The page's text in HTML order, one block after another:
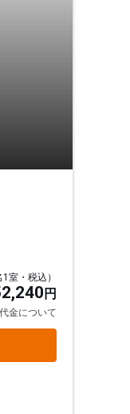
室・税込）
円
金について